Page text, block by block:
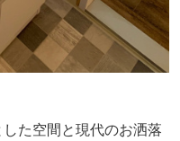
た空間と現代のお洒落